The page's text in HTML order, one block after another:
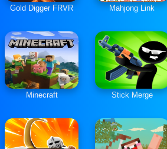
Gold Digger FRVR Mahjong Link
Minecraft Stick Merge